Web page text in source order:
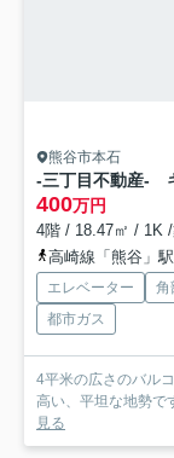
熊谷市本石
-三丁目不動産-
400万円
4階 / 18.47㎡ / 1K
高崎線「熊谷」
エレベーター 角
都市ガス
4平米の広さのバル
高い、平坦な地勢で
見る